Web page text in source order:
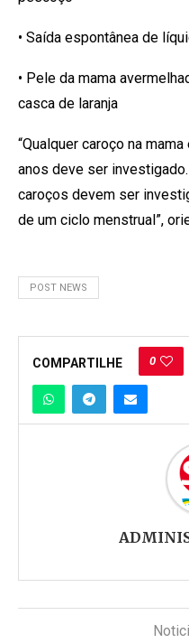
• Saída espontânea de
• Pele da mama
casca de laranja
“Qualquer caroço na
anos deve ser
caroços devem ser
de um ciclo menstrual”,
POST NEWS
COMPARTILHE 0